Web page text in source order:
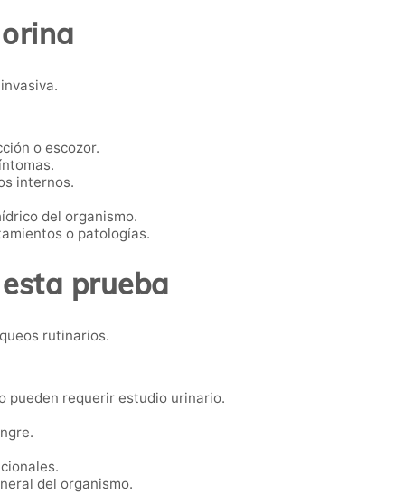
o escozor.
internos.
del organismo.
o patologías.
prueba
rutinarios.
pueden requerir estudio urinario.
del organismo.